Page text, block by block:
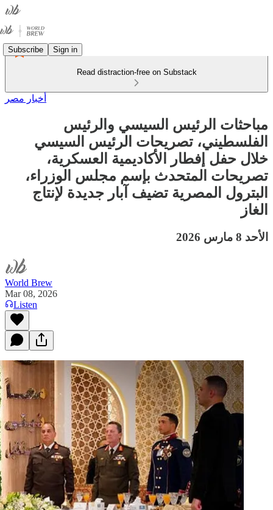
Subscribe Sign in
Read distraction-free on Substack
أخبار مصر
مباحثات الرئيس السيسي والرئيس
الفلسطيني، تصريحات الرئيس السيسي
خلال حفل إفطار الأكاديمية العسكرية،
تصريحات المتحدث بإسم مجلس الوزراء،
البترول المصرية تضيف آبار جديدة لإنتاج
الغاز
الأحد 8 مارس 2026
World Brew
Mar 08, 2026
Listen